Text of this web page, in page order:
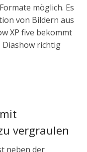
möglich. Es
von Bildern aus
XP five bekommt
Diashow richtig
vergraulen
neben der